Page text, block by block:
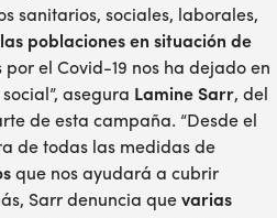
sanitarios, sociales, laborales,
poblaciones en situación de
por el Covid-19 nos ha dejado en
asegura Lamine Sarr, del
de esta campaña. “Desde el
de todas las medidas de
que nos ayudará a cubrir
Sarr denuncia que varias